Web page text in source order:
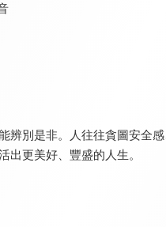
別是非。人往往貪圖安全
出更美好、豐盛的人生。